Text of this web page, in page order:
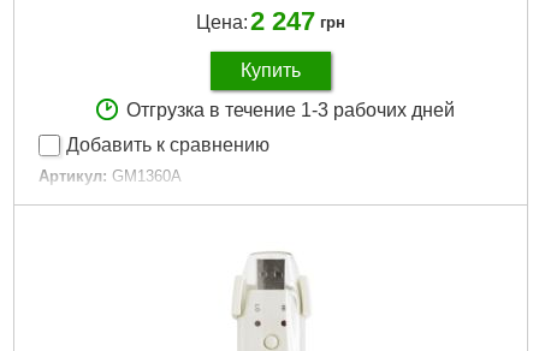
Цена:2 247 грн
Купить
Отгрузка в течение 1-3 рабочих дней
Добавить к сравнению
Артикул: GM1360A
Код товара: 22.64.90
Подробнее...